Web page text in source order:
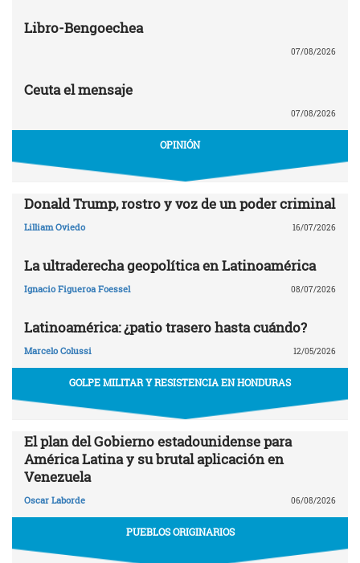
Libro-Bengoechea
07/08/2026
Ceuta el mensaje
07/08/2026
OPINIÓN
Donald Trump, rostro y voz de un poder criminal
Lilliam Oviedo 16/07/2026
La ultraderecha geopolítica en Latinoamérica
Ignacio Figueroa Foessel 08/07/2026
Latinoamérica: ¿patio trasero hasta cuándo?
Marcelo Colussi 12/05/2026
GOLPE MILITAR Y RESISTENCIA EN HONDURAS
El plan del Gobierno estadounidense para
América Latina y su brutal aplicación en
Venezuela
Oscar Laborde 06/08/2026
PUEBLOS ORIGINARIOS